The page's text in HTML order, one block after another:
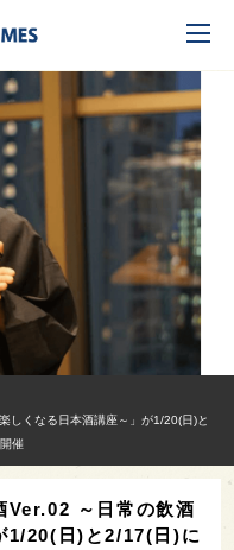
しくなる日本酒講座～」が1/20(日)と
催
Ver.02 ～日常の飲酒
1/20(日)と2/17(日)に